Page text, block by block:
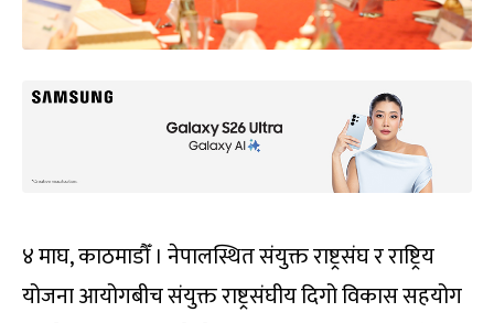
४ माघ, काठमाडौँ । नेपालस्थित संयुक्त राष्ट्रसंघ र राष्ट्रिय
योजना आयोगबीच संयुक्त राष्ट्रसंघीय दिगो विकास सहयोग